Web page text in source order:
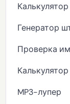
Генератор
Проверка
MP3-лупер